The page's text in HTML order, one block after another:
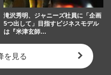
滝沢秀明、ジャニーズ社員に「企画
5つ出して」目指すビジネスモデル
は『米津玄師…
を見る